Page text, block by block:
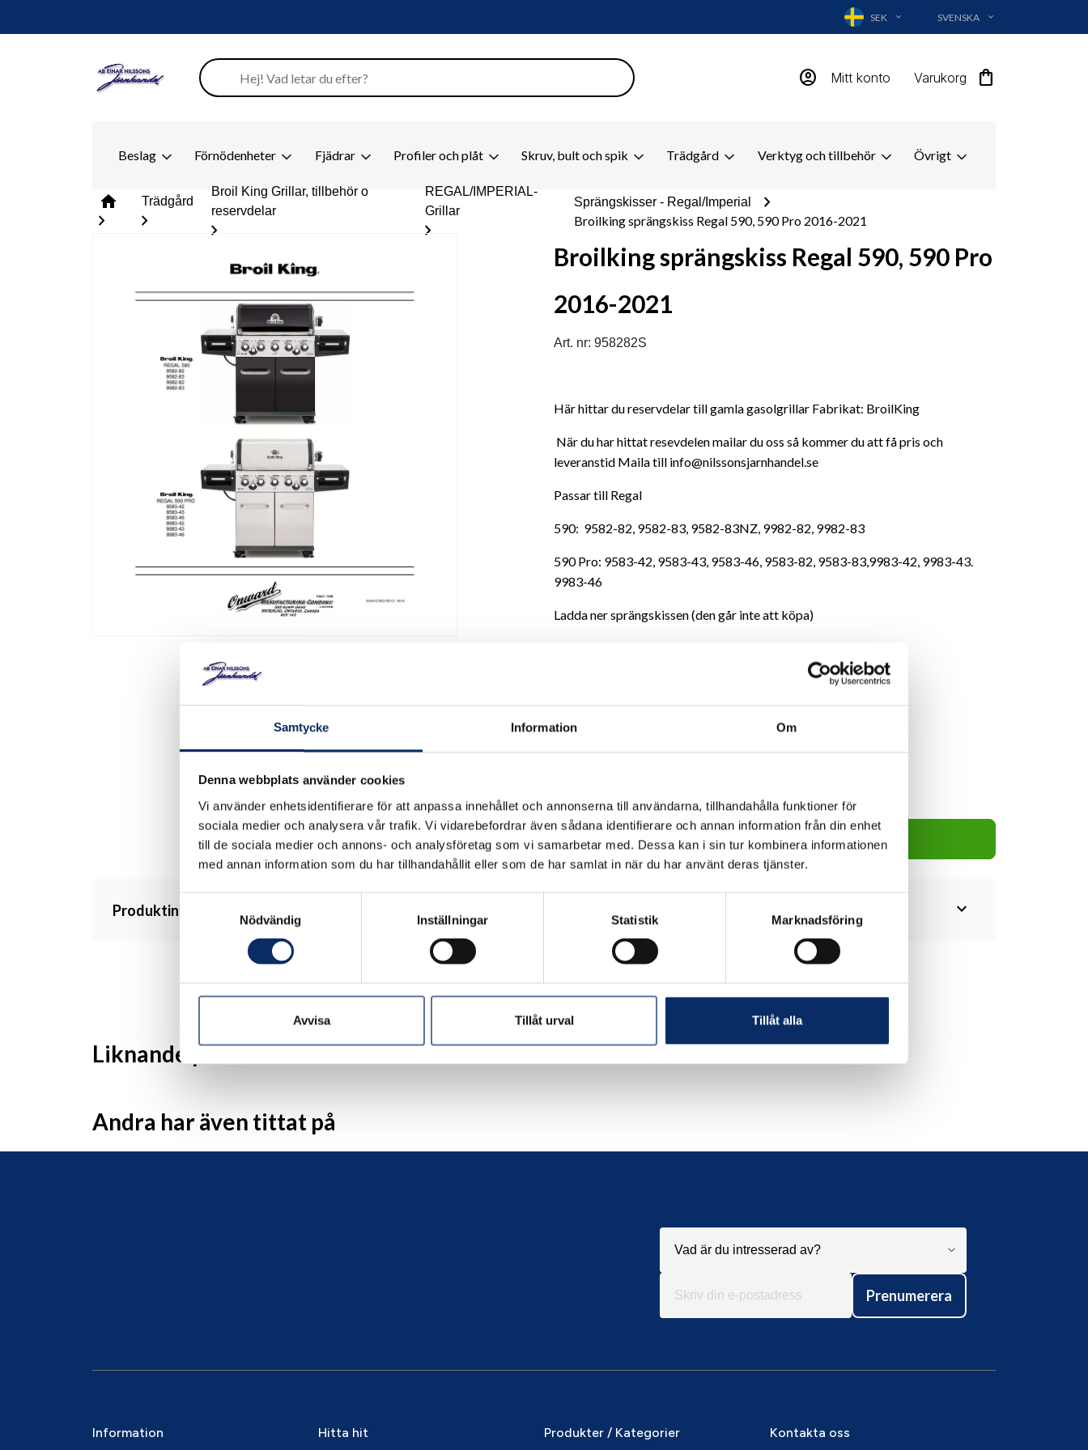
Samtycke Information Om
Denna webbplats använder cookies
Vi använder enhetsidentifierare för att anpassa innehållet och annonserna till användarna, tillhandahålla funktioner för
sociala medier och analysera vår trafik. Vi vidarebefordrar även sådana identifierare och annan information från din enhet
till de sociala medier och annons- och analysföretag som vi samarbetar med. Dessa kan i sin tur kombinera informationen
med annan information som du har tillhandahållit eller som de har samlat in när du har använt deras tjänster.
Nödvändig
Inställningar Statistik Marknadsföring
Avvisa Tillåt urval Tillåt alla
SEK EXPAND_MORE SVENSKA EXPAND_MORE
account_circle Mitt konto Varukorg shopping_bag
Beslag Förnödenheter Fjädrar Profiler och plåt Skruv, bult och spik Trädgård Verktyg och tillbehör Övrigt
home
chevron_right
Trädgård
chevron_right
Broil King Grillar, tillbehör o
reservdelar
chevron_right
REGAL/IMPERIAL-
Grillar
chevron_right
Sprängskisser - Regal/Imperial chevron_right
Broilking sprängskiss Regal 590, 590 Pro 2016-2021
Broilking sprängskiss Regal 590, 590 Pro
2016-2021
Art. nr: 958282S
Här hittar du reservdelar till gamla gasolgrillar Fabrikat: BroilKing
När du har hittat resevdelen mailar du oss så kommer du att få pris och
leveranstid Maila till info@nilssonsjarnhandel.se
Passar till Regal
590: 9582-82, 9582-83, 9582-83NZ, 9982-82, 9982-83
590 Pro: 9583-42, 9583-43, 9583-46, 9583-82, 9583-83,9983-42, 9983-43.
9983-46
Ladda ner sprängskissen (den går inte att köpa)
Ej i lager
Antal
remove add
10kr
Lägg i varukorg
Produktinformation expand_more
Liknande produkter
Andra har även tittat på
Prenumerera
Information Hitta hit Produkter / Kategorier Kontakta oss